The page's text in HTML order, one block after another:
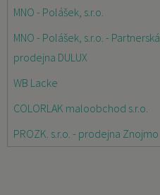
MNO - Polášek, s.r.o.
MNO - Polášek, s.r.o. - Partnerská
prodejna DULUX
WB Lacke
COLORLAK maloobchod s.r.o.
PROZK. s.r.o. - prodejna Znojmo